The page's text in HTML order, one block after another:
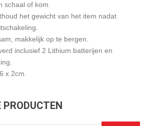
schaal of kom.
het gewicht van het item nadat
makkelijk op te bergen.
inclusief 2 Lithium batterijen en
x 2cm.
PRODUCTEN